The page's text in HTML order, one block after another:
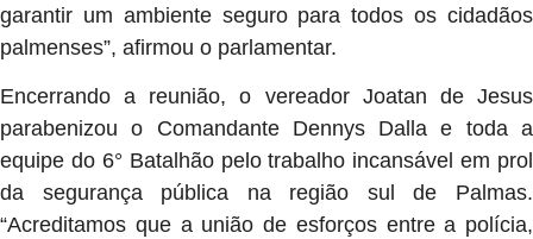
garantir um ambiente seguro para todos os cidadãos
palmenses”, afirmou o parlamentar.
Encerrando a reunião, o vereador Joatan de Jesus
parabenizou o Comandante Dennys Dalla e toda a
equipe do 6° Batalhão pelo trabalho incansável em prol
da segurança pública na região sul de Palmas.
“Acreditamos que a união de esforços entre a polícia,